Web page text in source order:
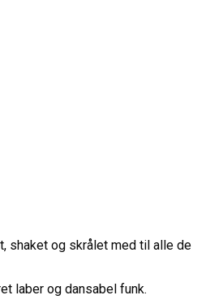
shaket og skrålet med til alle de
laber og dansabel funk.